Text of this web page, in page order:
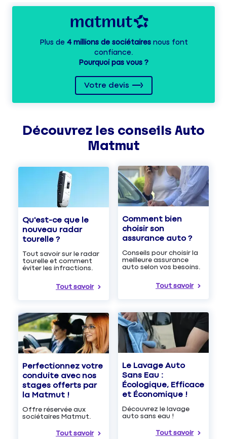
Plus de 4 millions de sociétairesnous font
confiance.
Pourquoi pas vous ?
Votre devis
Découvrez les conseils Auto
Matmut
Qu'est-ce que le
nouveau radar
tourelle ?
Tout savoir sur le radar
tourelle et comment
éviter les infractions.
Tout savoir
Comment bien
choisir son
assurance auto ?
Conseils pour choisir la
meilleure assurance
auto selon vos besoins.
Tout savoir
Perfectionnez votre
conduite avec nos
stages offerts par
la Matmut !
Offre réservée aux
sociétaires Matmut.
Tout savoir
Le Lavage Auto
Sans Eau :
Écologique, Efficace
et Économique !
Découvrez le lavage
auto sans eau !
Tout savoir